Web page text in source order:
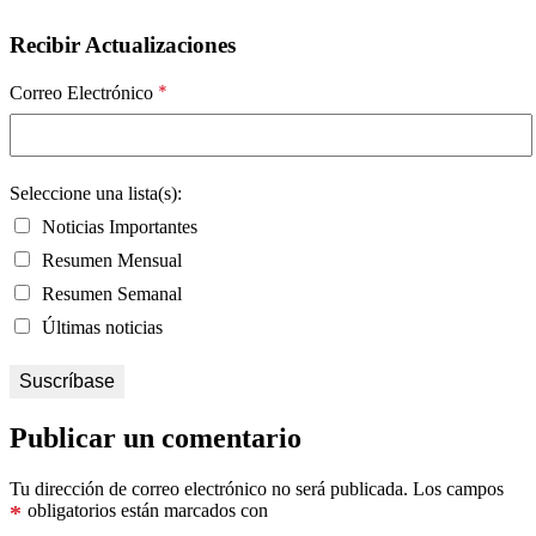
Recibir Actualizaciones
Correo Electrónico *
Seleccione una lista(s):
Noticias Importantes
Resumen Mensual
Resumen Semanal
Últimas noticias
Publicar un comentario
Tu dirección de correo electrónico no será publicada. Los campos
obligatorios están marcados con
*